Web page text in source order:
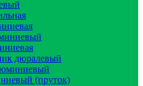
дюралевый
(пруток)